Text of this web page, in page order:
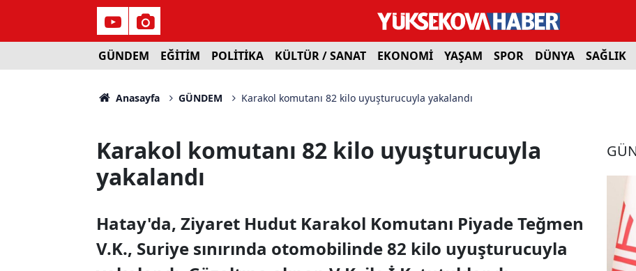
GÜNDEM EĞİTİM POLİTİKA KÜLTÜR / SANAT EKONOMİ YAŞAM SPOR DÜNYA SAĞLIK
Anasayfa GÜNDEM Karakol komutanı 82 kilo uyuşturucuyla yakalandı
Karakol komutanı 82 kilo uyuşturucuyla
yakalandı
Hatay'da, Ziyaret Hudut Karakol Komutanı Piyade Teğmen
V.K., Suriye sınırında otomobilinde 82 kilo uyuşturucuyla